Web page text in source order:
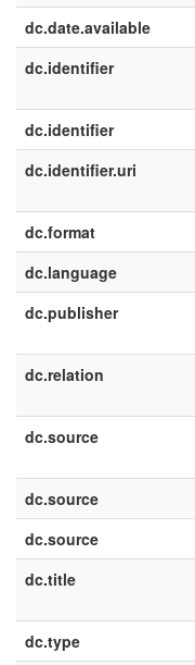
dc.date.available
dc.identifier
dc.identifier
dc.identifier.uri
dc.format
dc.language
dc.publisher
dc.relation
dc.source
dc.source
dc.source
dc.title
dc.type